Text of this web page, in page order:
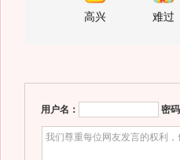
高兴 难过
用户名： 密码